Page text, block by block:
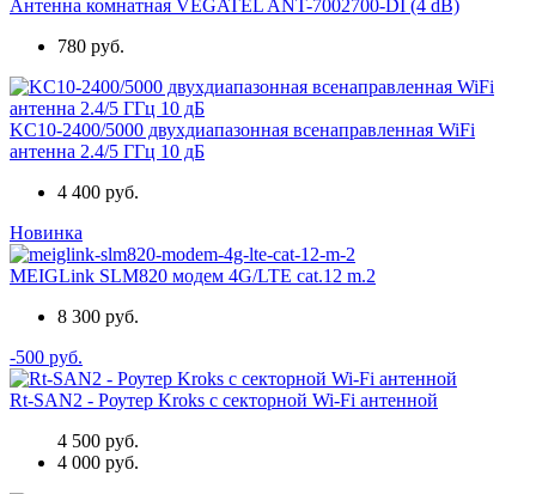
Антенна комнатная VEGATEL ANT-7002700-DI (4 dB)
780 руб.
KC10-2400/5000 двухдиапазонная всенаправленная WiFi
антенна 2.4/5 ГГц 10 дБ
4 400 руб.
Новинка
MEIGLink SLM820 модем 4G/LTE cat.12 m.2
8 300 руб.
-500 руб.
Rt-SAN2 - Роутер Kroks с секторной Wi-Fi антенной
4 500 руб.
4 000 руб.